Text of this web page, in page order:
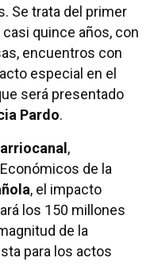
Se trata del primer
casi quince años, con
encuentros con
especial en el
será presentado
Pardo.
,
de la
, el impacto
los 150 millones
de la
para los actos